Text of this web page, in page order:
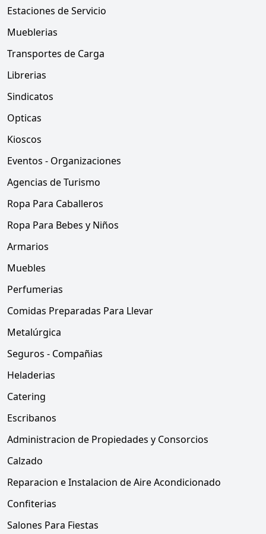
Estaciones de Servicio
Mueblerias
Transportes de Carga
Librerias
Sindicatos
Opticas
Kioscos
Eventos - Organizaciones
Agencias de Turismo
Ropa Para Caballeros
Ropa Para Bebes y Niños
Armarios
Muebles
Perfumerias
Comidas Preparadas Para Llevar
Metalúrgica
Seguros - Compañias
Heladerias
Catering
Escribanos
Administracion de Propiedades y Consorcios
Calzado
Reparacion e Instalacion de Aire Acondicionado
Confiterias
Salones Para Fiestas